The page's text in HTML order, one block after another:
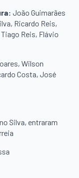
João Guimarães
Ricardo Reis,
Reis, Flávio
Wilson
Costa, José
Silva, entraram